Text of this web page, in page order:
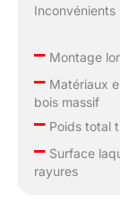
Inconvénients
–Montage
–Matériaux
bois massif
–Poids total
–Surface
rayures